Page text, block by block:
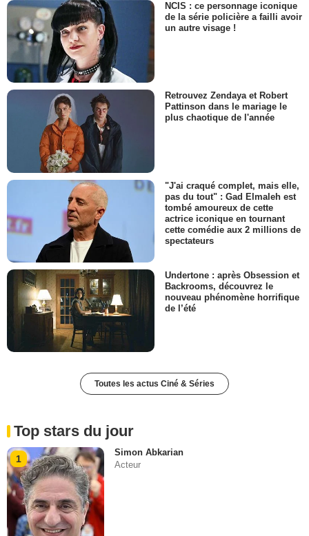
NCIS : ce personnage iconique
de la série policière a failli avoir
un autre visage !
Retrouvez Zendaya et Robert
Pattinson dans le mariage le
plus chaotique de l'année
"J'ai craqué complet, mais elle,
pas du tout" : Gad Elmaleh est
tombé amoureux de cette
actrice iconique en tournant
cette comédie aux 2 millions de
spectateurs
Undertone : après Obsession et
Backrooms, découvrez le
nouveau phénomène horrifique
de l’été
Toutes les actus Ciné & Séries
Top stars du jour
1
Simon Abkarian
Acteur